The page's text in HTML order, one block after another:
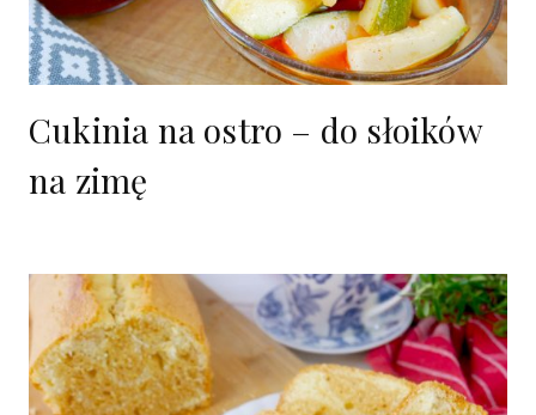
Cukinia na ostro – do słoików
na zimę